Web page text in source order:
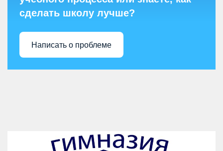
сделать школу лучше?
Написать о проблеме